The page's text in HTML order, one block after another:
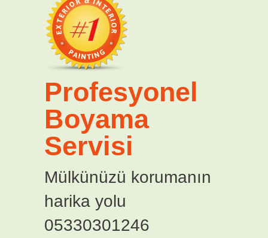
Profesyonel
Boyama
Servisi
Mülkünüzü korumanın
harika yolu
05330301246